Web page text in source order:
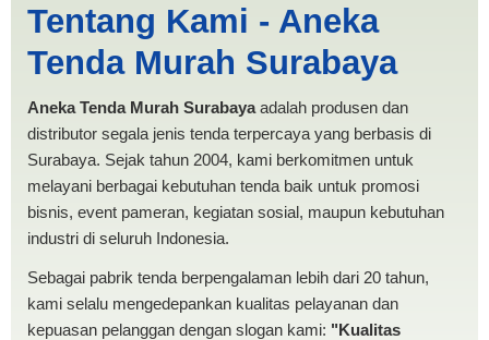
Tarakan | PRODUKSI ANEKA
TENDA MURAH
Tentang Kami - Aneka
Tenda Murah Surabaya
Aneka Tenda Murah Surabayaadalah produsen dan
distributor segala jenis tenda terpercaya yang berbasis di
Surabaya. Sejak tahun 2004, kami berkomitmen untuk
melayani berbagai kebutuhan tenda baik untuk promosi
bisnis, event pameran, kegiatan sosial, maupun kebutuhan
industri di seluruh Indonesia.
Sebagai pabrik tenda berpengalaman lebih dari 20 tahun,
kami selalu mengedepankan kualitas pelayanan dan
kepuasan pelanggan dengan slogan kami: "Kualitas